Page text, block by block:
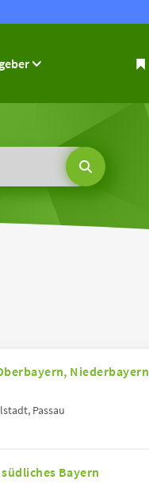
Niederbayern
Passau
Bayern